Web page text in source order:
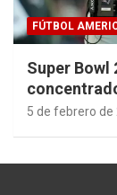
FÚTBOL
Super Bowl
5 de febrero de